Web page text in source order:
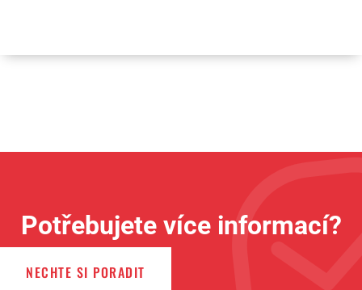
Potřebujete více informací?
NECHTE SI PORADIT